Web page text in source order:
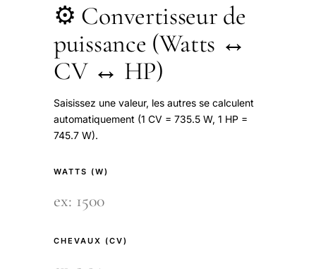
⚙️ Convertisseur de
puissance (Watts ↔
CV ↔ HP)
Saisissez une valeur, les autres se calculent
automatiquement (1 CV = 735.5 W, 1 HP =
745.7 W).
WATTS (W)
CHEVAUX (CV)